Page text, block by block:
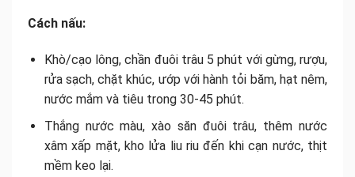
Cách nấu:
Khò/cạo lông, chần đuôi trâu 5 phút với gừng, rượu,
rửa sạch, chặt khúc, ướp với hành tỏi băm, hạt nêm,
nước mắm và tiêu trong 30-45 phút.
Thắng nước màu, xào săn đuôi trâu, thêm nước
xâm xấp mặt, kho lửa liu riu đến khi cạn nước, thịt
mềm keo lại.